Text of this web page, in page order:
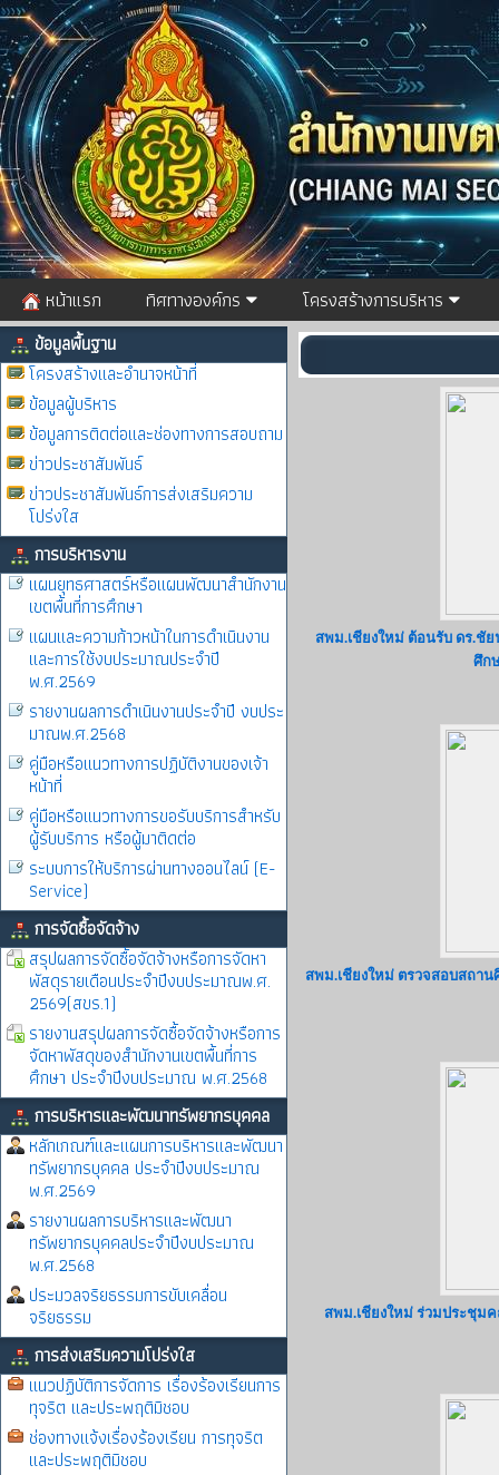
หน้าแรก ทิศทางองค์กร โครงสร้างการบริหาร
ข้อมูลพื้นฐาน
โครงสร้างและอำนาจหน้าที่
ข้อมูลผู้บริหาร
ข้อมูลการติดต่อและช่องทางการสอบถาม
ข่าวประชาสัมพันธ์
ข่าวประชาสัมพันธ์การส่งเสริมความ
โปร่งใส
การบริหารงาน
แผนยุทธศาสตร์หรือแผนพัฒนาสำนักงาน
เขตพื้นที่การศึกษา
แผนและความก้าวหน้าในการดำเนินงาน
และการใช้งบประมาณประจำปี
พ.ศ.2569
รายงานผลการดำเนินงานประจำปี งบประ
มาณพ.ศ.2568
คู่มือหรือแนวทางการปฏิบัติงานของเจ้า
หน้าที่
คู่มือหรือแนวทางการขอรับบริการสำหรับ
ผู้รับบริการ หรือผู้มาติดต่อ
ระบบการให้บริการผ่านทางออนไลน์ (E-
Service)
การจัดซื้อจัดจ้าง
สรุปผลการจัดซื้อจัดจ้างหรือการจัดหา
พัสดุรายเดือนประจำปีงบประมาณพ.ศ.
2569(สขร.1)
รายงานสรุปผลการจัดซื้อจัดจ้างหรือการ
จัดหาพัสดุของสำนักงานเขตพื้นที่การ
ศึกษา ประจำปีงบประมาณ พ.ศ.2568
การบริหารและพัฒนาทรัพยากรบุคคล
หลักเกณฑ์และแผนการบริหารและพัฒนา
ทรัพยากรบุคคล ประจำปีงบประมาณ
พ.ศ.2569
รายงานผลการบริหารและพัฒนา
ทรัพยากรบุคคลประจำปีงบประมาณ
พ.ศ.2568
ประมวลจริยธรรมการขับเคลื่อน
จริยธรรม
การส่งเสริมความโปร่งใส
แนวปฏิบัติการจัดการ เรื่องร้องเรียนการ
ทุจริต และประพฤติมิชอบ
ช่องทางแจ้งเรื่องร้องเรียน การทุจริต
และประพฤติมิชอบ
สพม.เชียงใหม่ ต้อนรับ ดร.ชั
ศึก
สพม.เชียงใหม่ ตรวจสอบสถาน
สพม.เชียงใหม่ ร่วมประชุม